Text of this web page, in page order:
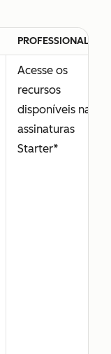
PROFESSIONAL
Acesse os
recursos
disponíveis nas
assinaturas
Starter*